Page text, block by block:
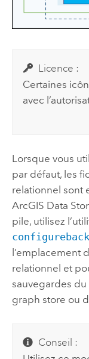
Licence :
Certaines
avec
Lorsque vous
par défaut, les
relationnel sont
ArcGIS Data
pile, utilisez
l’emplacement
relationnel et
sauvegardes
graph store ou
Conseil :